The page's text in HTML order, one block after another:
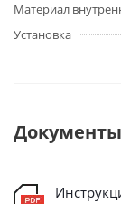
Материал
Установка
Документы